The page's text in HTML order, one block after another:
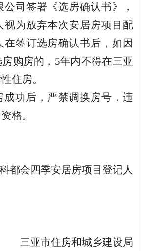
公司 签署《选房确认书》，
视为放弃本次安居房项目配
在签订选房确认书后，如因
购房的 ， 5年内不得在三亚
住房。
成功后，严禁调换房号，违
格。
都会四季安居房项目登记人
三亚市住房和城乡建设局